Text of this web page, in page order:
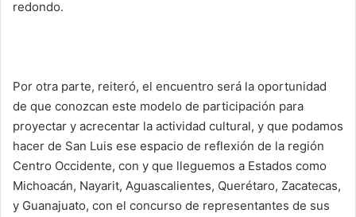
redondo.
Por otra parte, reiteró, el encuentro será la oportunidad
de que conozcan este modelo de participación para
proyectar y acrecentar la actividad cultural, y que podamos
hacer de San Luis ese espacio de reflexión de la región
Centro Occidente, con y que lleguemos a Estados como
Michoacán, Nayarit, Aguascalientes, Querétaro, Zacatecas,
y Guanajuato, con el concurso de representantes de sus